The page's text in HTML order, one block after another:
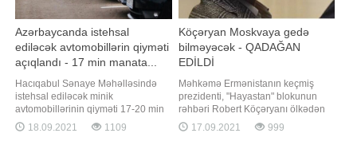
Azərbaycanda istehsal
ediləcək avtomobillərin qiyməti
açıqlandı - 17 min manata...
Hacıqabul Sənaye Məhəlləsində
istehsal ediləcək minik
avtomobillərinin qiyməti 17-20 min
manat təşkil edəcək. Bu barədə
"Azərbaycan Avtomobil İstehsalçıları
18.09.2021 1109
Köçəryan Moskvaya gedə
bilməyəcək - QADAĞAN
EDİLDİ
Məhkəmə Ermənistanın keçmiş
prezidenti, "Hayastan" blokunun
rəhbəri Robert Köçəryanı ölkədən
çıxmasını qadağan edib. APA-nın
məlumatına görə, bu barədə
17.09.2021 999